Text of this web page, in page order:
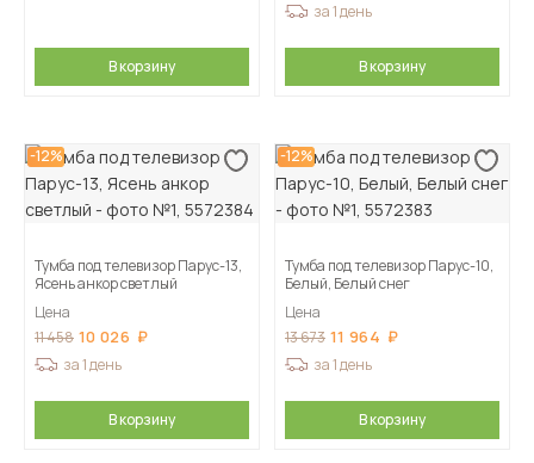
В корзину
за 1 день
В корзину
-12%
Тумба под телевизор Парус-13,
Ясень анкор светлый
Цена
11 458 10 026
за 1 день
В корзину
-12%
Тумба под телевизор Парус-10,
Белый, Белый снег
Цена
13 673 11 964
за 1 день
В корзину